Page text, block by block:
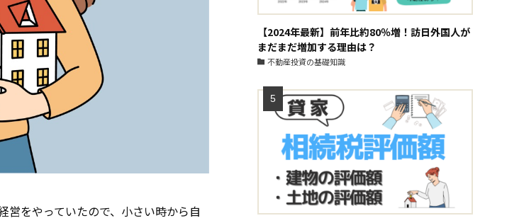
をやっていたので、小さい時から自
【2024年最新】前年比約80％増！訪日外国人が
まだまだ増加する理由は？
不動産投資の基礎知識